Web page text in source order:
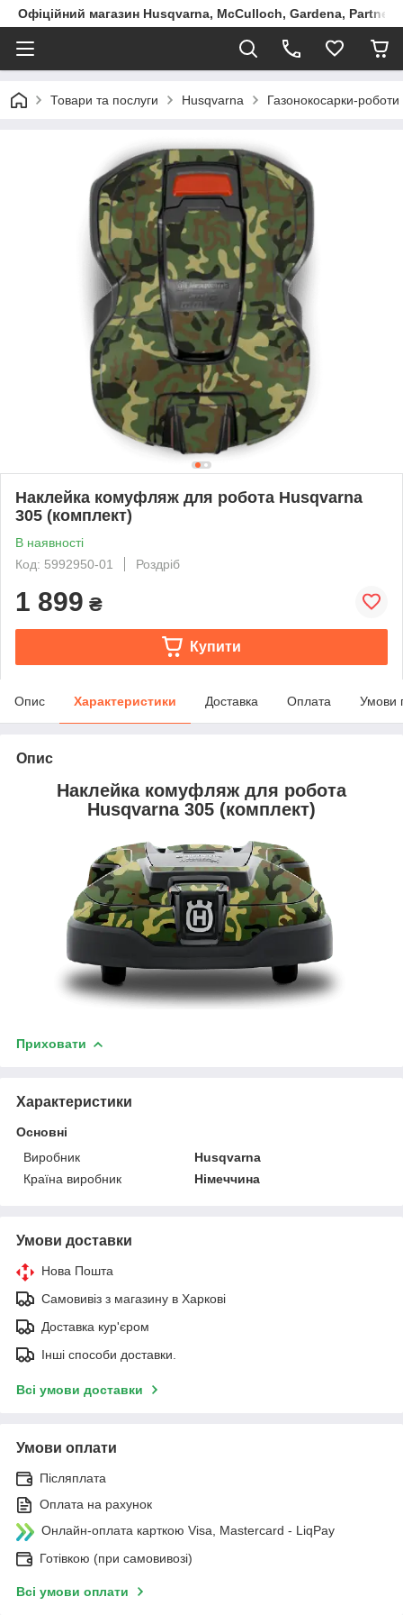
Офіційний магазин Husqvarna, McCulloch, Gardena, Partner
Товари та послуги Husqvarna Газонокосарки-
Наклейка комуфляж для робота Husqvarna
305 (комплект)
В наявності
Код: 5992950-01
Роздріб
1 899 ₴
Купити
Опис Характеристики Доставка Оплата Умови
Опис
Наклейка комуфляж для робота
Husqvarna 305 (комплект)
Приховати
Характеристики
Основні
Виробник
Husqvarna
Країна виробник
Німеччина
Умови доставки
Нова Пошта
Самовивіз з магазину в Харкові
Доставка кур'єром
Інші способи доставки.
Всі умови доставки
Умови оплати
Післяплата
Оплата на рахунок
Онлайн-оплата карткою Visa, Mastercard - LiqPay
Готівкою (при самовивозі)
Всі умови оплати